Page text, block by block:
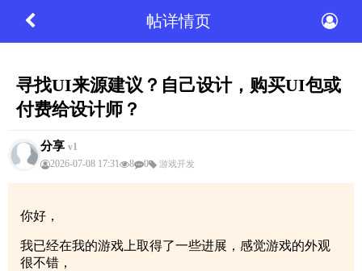
帖详情页
寻找UI来源建议？自己设计，购买UI包或
付费给设计师？
分享 v1
2026-07-08 17:31
8 0 游戏开发
你好，
我已经在我的游戏上取得了一些进展，感觉游戏的外观
很不错，